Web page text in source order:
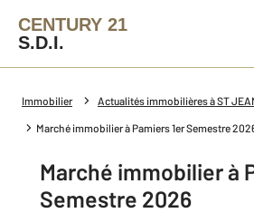
CENTURY 21
S.D.I.
Immobilier Actualités immobilières à ST
Marché immobilier à Pamiers 1er Semestre
Marché immobilier à
Semestre 2026